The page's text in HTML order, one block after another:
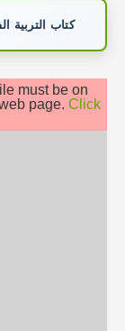
كتاب التربية
must be on
page. Click